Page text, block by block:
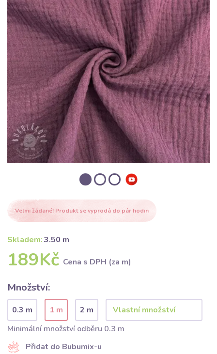
Velmi žádané! Produkt se vyprodá do pár hodin
Skladem:3.50 m
189Kč Cena s DPH (za m)
Množství:
0.3 m 1 m
2 m
Minimální množství odběru 0.3 m
Přidat do Bubumix-u